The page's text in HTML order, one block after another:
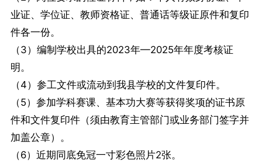
业证、学位证、教师资格证、普通话等级证原件和复印
件各一份。
（3）编制学校出具的2023年—2025年年度考核证
明。
（4）参工文件或流动到我县学校的文件复印件。
（5）参加学科赛课、基本功大赛等获得奖项的证书原
件和文件复印件（须由教育主管部门或业务部门签字并
加盖公章）。
（6）近期同底免冠一寸彩色照片2张。